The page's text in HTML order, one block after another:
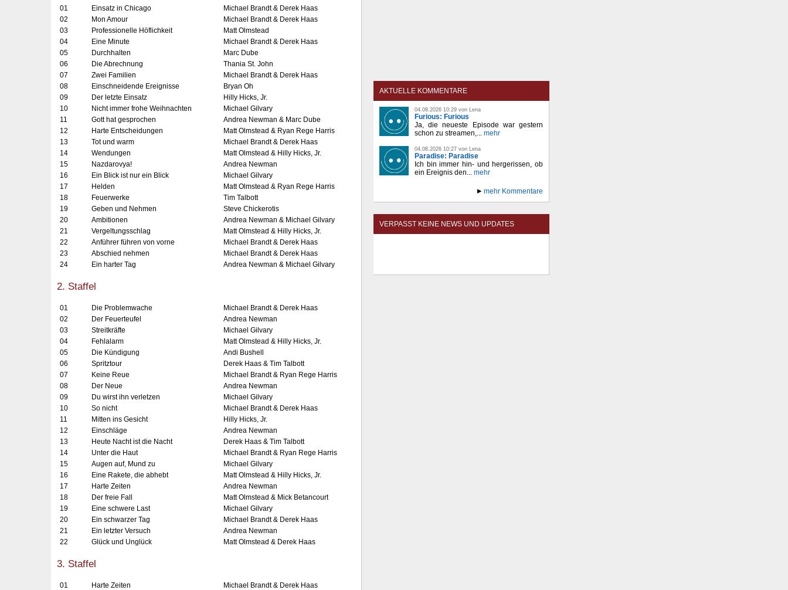
01 Einsatz in Chicago
Michael Brandt & Derek Haas
02
Mon Amour
Michael Brandt & Derek Haas
03
Professionelle Höflichkeit
Matt Olmstead
04
Eine Minute
Michael Brandt & Derek Haas
05
Durchhalten
Marc Dube
06
Die Abrechnung
Thania St. John
07
Zwei Familien
Michael Brandt & Derek Haas
08
Einschneidende Ereignisse
Bryan Oh
09
Der letzte Einsatz
Hilly Hicks, Jr.
10
Nicht immer frohe Weihnachten
Michael Gilvary
11
Gott hat gesprochen
Andrea Newman & Marc Dube
12
Harte Entscheidungen
Matt Olmstead & Ryan Rege Harris
13
Tot und warm
Michael Brandt & Derek Haas
14
Wendungen
Matt Olmstead & Hilly Hicks, Jr.
15
Nazdarovya!
Andrea Newman
16
Ein Blick ist nur ein Blick
Michael Gilvary
17
Helden
Matt Olmstead & Ryan Rege Harris
18
Feuerwerke
Tim Talbott
19
Geben und Nehmen
Steve Chickerotis
20
Ambitionen
Andrea Newman & Michael Gilvary
21
Vergeltungsschlag
Matt Olmstead & Hilly Hicks, Jr.
22
Anführer führen von vorne
Michael Brandt & Derek Haas
23
Abschied nehmen
Michael Brandt & Derek Haas
24
Ein harter Tag Andrea Newman & Michael Gilvary
2. Staffel
01 Die Problemwache
Michael Brandt & Derek Haas
02
Der Feuerteufel
Andrea Newman
03
Streitkräfte
Michael Gilvary
04
Fehlalarm
Matt Olmstead & Hilly Hicks, Jr.
05
Die Kündigung
Andi Bushell
06
Spritztour
Derek Haas & Tim Talbott
07
Keine Reue
Michael Brandt & Ryan Rege Harris
08
Der Neue
Andrea Newman
09
Du wirst ihn verletzen
Michael Gilvary
10
So nicht
Michael Brandt & Derek Haas
11
Mitten ins Gesicht
Hilly Hicks, Jr.
12
Einschläge
Andrea Newman
13
Heute Nacht ist die Nacht
Derek Haas & Tim Talbott
14
Unter die Haut
Michael Brandt & Ryan Rege Harris
15
Augen auf, Mund zu
Michael Gilvary
16
Eine Rakete, die abhebt
Matt Olmstead & Hilly Hicks, Jr.
17
Harte Zeiten
Andrea Newman
18
Der freie Fall
Matt Olmstead & Mick Betancourt
19
Eine schwere Last
Michael Gilvary
20
Ein schwarzer Tag
Michael Brandt & Derek Haas
21
Ein letzter Versuch
Andrea Newman
22
Glück und Unglück Matt Olmstead & Derek Haas
3. Staffel
01 Harte Zeiten
Michael Brandt & Derek Haas
AKTUELLE KOMMENTARE
04.08.2026 10:29 von Lena
Furious: Furious
Ja, die neueste Episode war gestern
schon zu streamen,... mehr
04.08.2026 10:27 von Lena
Paradise: Paradise
Ich bin immer hin- und hergerissen, ob
ein Ereignis den... mehr
mehr Kommentare
VERPASST KEINE NEWS UND UPDATES